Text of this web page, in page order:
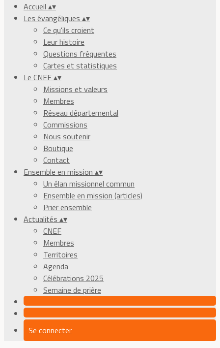
Accueil ▴▾
Les évangéliques ▴▾
Ce qu'ils croient
Leur histoire
Questions fréquentes
Cartes et statistiques
Le CNEF▴▾
Missions et valeurs
Membres
Réseau départemental
Commissions
Nous soutenir
Boutique
Contact
Ensemble en mission ▴▾
Un élan missionnel commun
Ensemble en mission (articles)
Prier ensemble
Actualités ▴▾
CNEF
Membres
Territoires
Agenda
Célébrations 2025
Semaine de prière
Se connecter